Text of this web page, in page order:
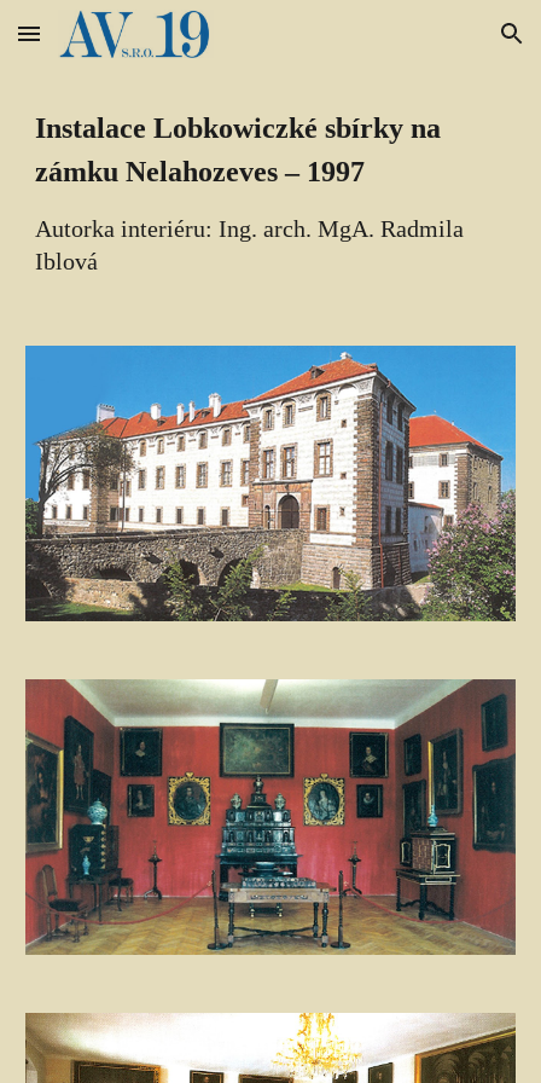
Skip to main content Skip to navigation
Instalace Lobkowiczké sbírky na
zámku Nelahozeves – 1997
Autorka interiéru: Ing. arch. MgA. Radmila
Iblová